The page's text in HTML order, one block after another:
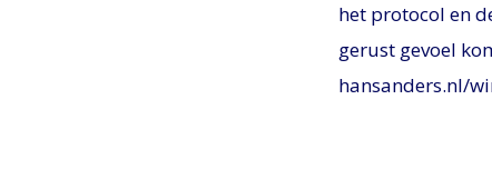
het protocol en
gerust gevoel
hansanders.nl/